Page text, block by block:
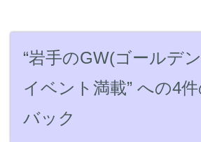
“岩手のGW(ゴールデ
イベント満載” への4
バック